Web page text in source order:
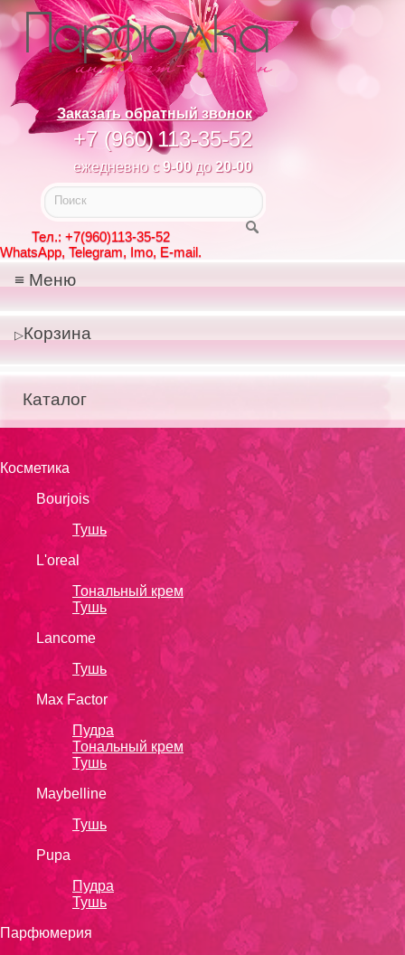
Заказать обратный звонок
+7 (960)113-35-52
ежедневно с 9-00до 20-00
Тел.: +7(960)113-35-52
WhatsApp, Telegram, Imo, E-mail.
Меню
Корзина
Каталог
Косметика
Bourjois
Тушь
L'oreal
Тональный крем
Тушь
Lanсоmе
Тушь
Max Factor
Пудра
Тональный крем
Тушь
Maybelline
Тушь
Pupa
Пудра
Тушь
Парфюмерия